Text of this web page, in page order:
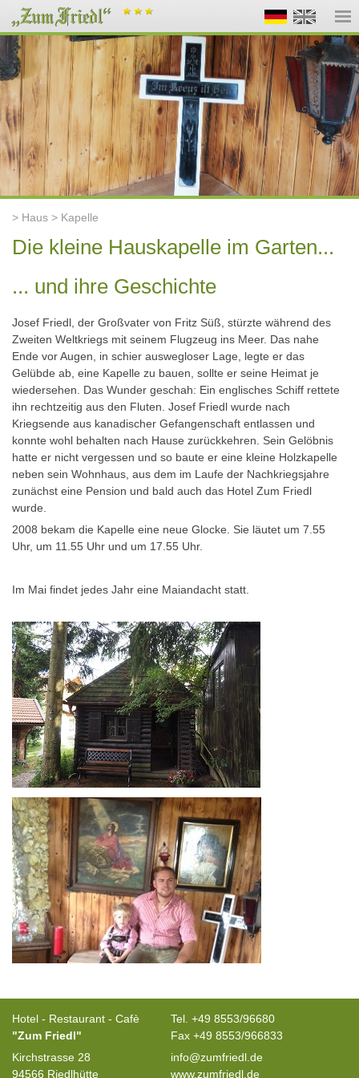
> Haus > Kapelle
Die kleine Hauskapelle im Garten...
... und ihre Geschichte
Josef Friedl, der Großvater von Fritz Süß, stürzte während des
Zweiten Weltkriegs mit seinem Flugzeug ins Meer. Das nahe
Ende vor Augen, in schier auswegloser Lage, legte er das
Gelübde ab, eine Kapelle zu bauen, sollte er seine Heimat je
wiedersehen. Das Wunder geschah: Ein englisches Schiff rettete
ihn rechtzeitig aus den Fluten. Josef Friedl wurde nach
Kriegsende aus kanadischer Gefangenschaft entlassen und
konnte wohl behalten nach Hause zurückkehren. Sein Gelöbnis
hatte er nicht vergessen und so baute er eine kleine Holzkapelle
neben sein Wohnhaus, aus dem im Laufe der Nachkriegsjahre
zunächst eine Pension und bald auch das Hotel Zum Friedl
wurde.
2008 bekam die Kapelle eine neue Glocke. Sie läutet um 7.55
Uhr, um 11.55 Uhr und um 17.55 Uhr.
Im Mai findet jedes Jahr eine Maiandacht statt.
Hotel - Restaurant - Cafè
"Zum Friedl"
Kirchstrasse 28
94566 Riedlhütte
Tel. +49 8553/96680
Fax +49 8553/966833
info@zumfriedl.de
www.zumfriedl.de